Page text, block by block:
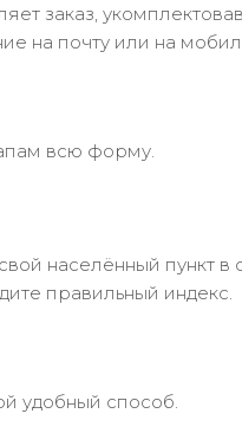
заказ,
на почту или на
всю форму.
населённый пункт в
правильный индекс.
удобный способ.